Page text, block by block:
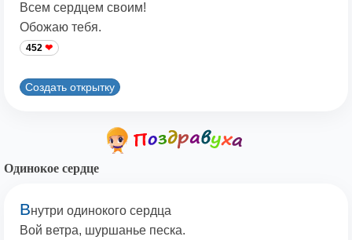
Всем сердцем своим!
Обожаю тебя.
452
Создать открытку
Одинокое сердце
Внутри одинокого сердца
Вой ветра, шуршанье песка.